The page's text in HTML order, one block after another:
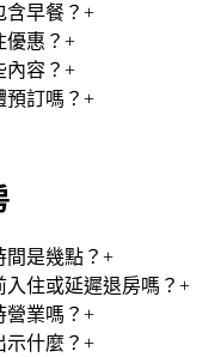
含早餐？ +
優惠？ +
內容？ +
訂嗎？ +
間是幾點？ +
住或延遲退房嗎？ +
營業嗎？ +
示什麼？ +